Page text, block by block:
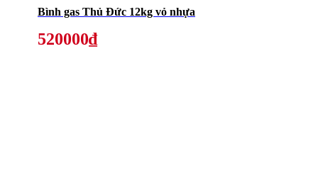
Bình gas Thủ Đức 12kg vỏ nhựa
520000₫